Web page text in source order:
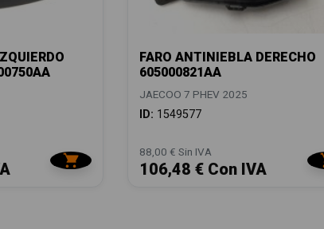
FARO ANTINIEBLA DERECHO
605000821AA
JAECOO 7 PHEV 2025
ID: 1549577
88,00 € Sin IVA
106,48 € Con IVA